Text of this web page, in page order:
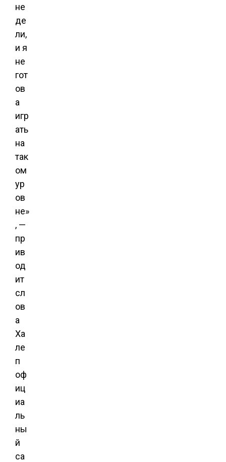
не
де
ли,
и я
не
гот
ов
а
игр
ать
на
так
ом
ур
ов
не»
, —
пр
ив
од
ит
сл
ов
а
Ха
ле
п
оф
иц
иа
ль
ны
й
са